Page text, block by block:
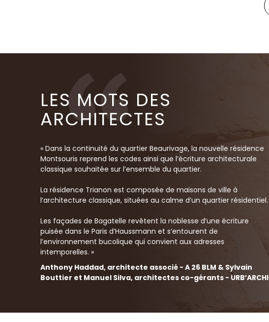
LES MOTS DES
ARCHITECTES
Dans la continuité du quartier Beaurivage, la nouvelle résidence
Montsouris reprend les codes ainsi que l’écriture architecturale
classique souhaitée sur l’ensemble du quartier.
La résidence Trianon est composée de maisons de ville à
l’architecture classique, situées au calme d’un quartier résidentiel.
Les façades de Bagatelle revêtent la noblesse d’une écriture
puisée dans le Paris d’Haussmann et s’entourent de
l’environnement bucolique qui convient aux adresses
intemporelles.
Anthony Haddad, architecte associé - A 26 BLM & Sylvain
Bouttier et Manuel Silva, architectes co-gérants - URB’ARCHI